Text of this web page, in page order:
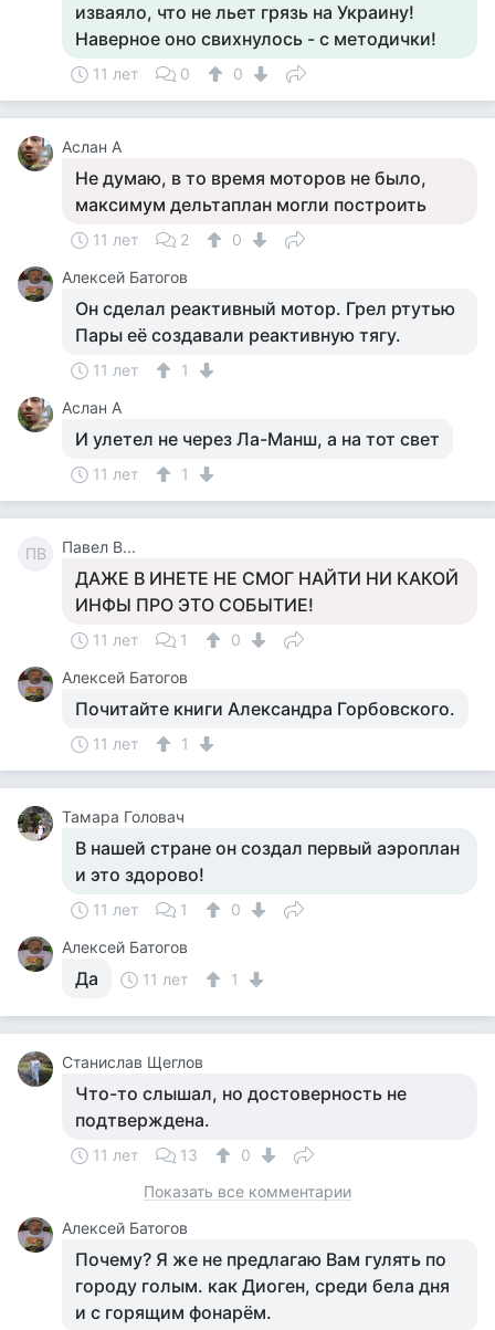
изваяло, что не льет грязь на Украину!
Наверное оно свихнулось - с методички!
11 лет 0 0
Аслан А
Не думаю, в то время моторов не было,
максимум дельтаплан могли построить
11 лет 2
0
Алексей Батогов
Он сделал реактивный мотор. Грел ртутью
Пары её создавали реактивную тягу.
11 лет
1
Аслан А
И улетел не через Ла-Манш, а на тот свет
11 лет 1
ПВ Павел В...
ДАЖЕ В ИНЕТЕ НЕ СМОГ НАЙТИ НИ КАКОЙ
ИНФЫ ПРО ЭТО СОБЫТИЕ!
11 лет 1
0
Алексей Батогов
Почитайте книги Александра Горбовского.
11 лет 1
Тамара Головач
В нашей стране он создал первый аэроплан
и это здорово!
11 лет 1
0
Алексей Батогов
Да 11 лет 1
Станислав Щеглов
Что-то слышал, но достоверность не
подтверждена.
11 лет 13
0
Показать все комментарии
Алексей Батогов
Почему? Я же не предлагаю Вам гулять по
городу голым. как Диоген, среди бела дня
и с горящим фонарём.